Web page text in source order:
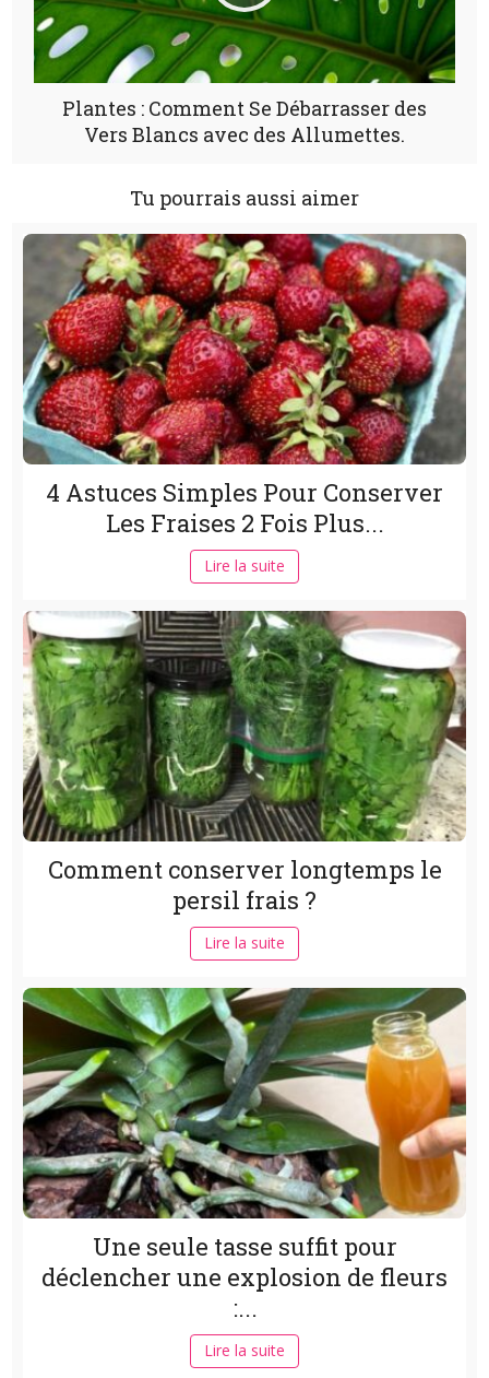
Plantes : Comment Se Débarrasser des
Vers Blancs avec des Allumettes.
Tu pourrais aussi aimer
4 Astuces Simples Pour Conserver
Les Fraises 2 Fois Plus...
Lire la suite
Comment conserver longtemps le
persil frais ?
Lire la suite
Une seule tasse suffit pour
déclencher une explosion de fleurs
:...
Lire la suite